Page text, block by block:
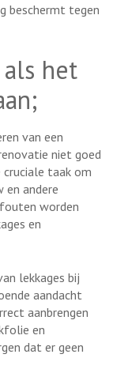
beschermt tegen
het
van een
niet goed
taak om
en andere
worden
en
lekkages bij
aandacht
aanbrengen
en
dat er geen